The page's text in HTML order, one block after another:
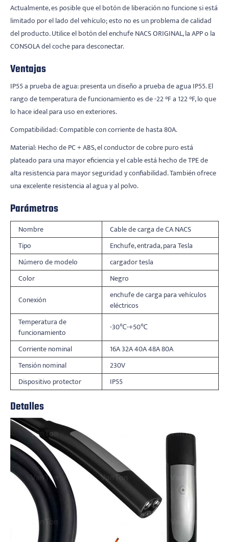
Actualmente, es posible que el botón de liberación no funcione si está
limitado por el lado del vehículo; esto no es un problema de calidad
del producto. Utilice el botón del enchufe NACS ORIGINAL, la APP o la
CONSOLA del coche para desconectar.
Ventajas
IP55 a prueba de agua: presenta un diseño a prueba de agua IP55. El
rango de temperatura de funcionamiento es de -22 °F a 122 °F, lo que
lo hace ideal para uso en exteriores.
Compatibilidad: Compatible con corriente de hasta 80A.
Material: Hecho de PC + ABS, el conductor de cobre puro está
plateado para una mayor eficiencia y el cable está hecho de TPE de
alta resistencia para mayor seguridad y confiabilidad. También ofrece
una excelente resistencia al agua y al polvo.
Parámetros
Nombre
Cable de carga de CA NACS
Tipo
Enchufe, entrada, para Tesla
Número de modelo
cargador tesla
Color
Negro
Conexión
enchufe de carga para vehículos
eléctricos
Temperatura de
funcionamiento
-30℃-+50℃
Corriente nominal
16A 32A 40A 48A 80A
Tensión nominal
230V
Dispositivo protector
IP55
Detalles